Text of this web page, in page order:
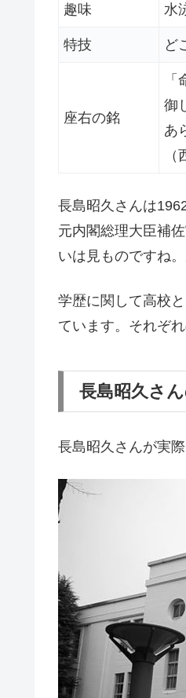
趣味 水
特技 ど
座右の銘
御
あ
長島昭久さんは
元内閣総理大臣補
いは見ものですね
学歴に関して高校
ています。それぞ
長島昭久さ
長島昭久さんが実